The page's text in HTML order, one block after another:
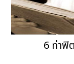
6 ท่าฟิ